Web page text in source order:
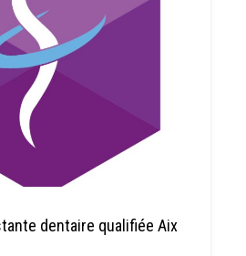
dentaire qualifiée Aix